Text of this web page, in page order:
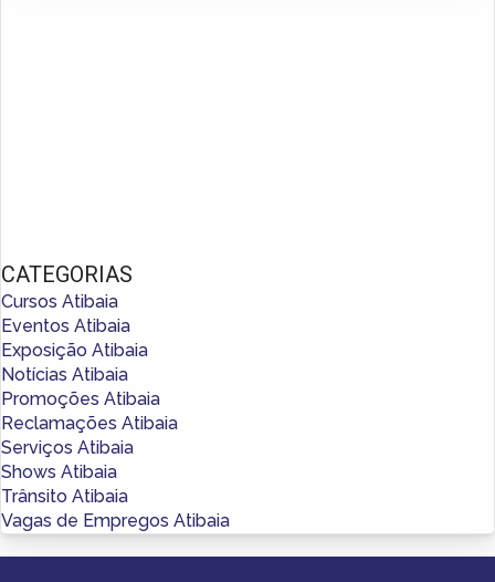
CATEGORIAS
Cursos Atibaia
Eventos Atibaia
Exposição Atibaia
Notícias Atibaia
Promoções Atibaia
Reclamações Atibaia
Serviços Atibaia
Shows Atibaia
Trânsito Atibaia
Vagas de Empregos Atibaia